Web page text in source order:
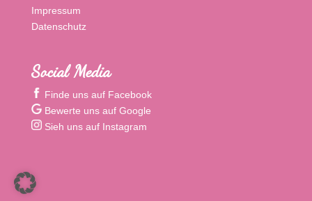
Impressum
Datenschutz
Social Media
Finde uns auf Facebook
Bewerte uns auf Google
Sieh uns auf Instagram